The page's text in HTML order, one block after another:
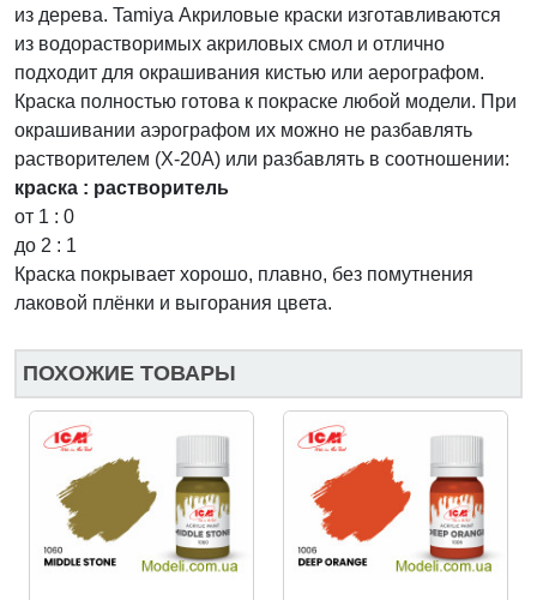
из дерева. Tamiya Акриловые краски изготавливаются
из водорастворимых акриловых смол и отлично
подходит для окрашивания кистью или аерографом.
Краска полностью готова к покраске любой модели. При
окрашивании аэрографом их можно не разбавлять
растворителем (Х-20А) или разбавлять в соотношении:
краска : растворитель
от 1 : 0
до 2 : 1
Краска покрывает хорошо, плавно, без помутнения
лаковой плёнки и выгорания цвета.
ПОХОЖИЕ ТОВАРЫ